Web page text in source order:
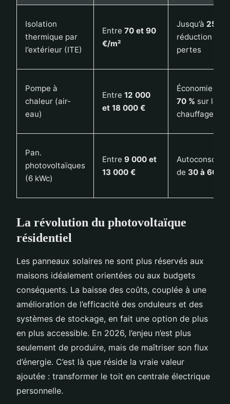
Isolation
thermique par
l’extérieur (ITE)
Entre 70 et 90
€/m²
Jusqu’à 25 %
réduction des
pertes
Pompe à
chaleur (air-
eau)
Entre 12 000
et 18 000 €
Économie de
70 % sur le
chauffage
Pan.
photovoltaïques
(6 kWc)
Entre 9 000 et
13 000 €
de 30 à 60 %
La révolution du photovoltaïque
résidentiel
Les panneaux solaires ne sont plus réservés aux
maisons idéalement orientées ou aux budgets
conséquents. La baisse des coûts, couplée à une
amélioration de l’efficacité des onduleurs et des
systèmes de stockage, en fait une option de plus
en plus accessible. En 2026, l’enjeu n’est plus
seulement de produire, mais de maîtriser son flux
d’énergie. C’est là que réside la vraie valeur
ajoutée : transformer le toit en centrale électrique
personnelle.